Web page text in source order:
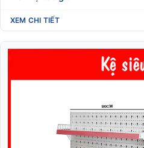
XEM CHI TIẾT